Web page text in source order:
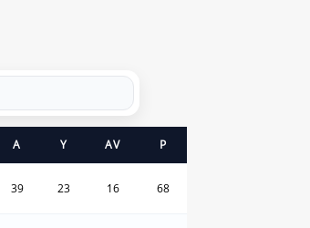
A Y AV P
39 23 16 68